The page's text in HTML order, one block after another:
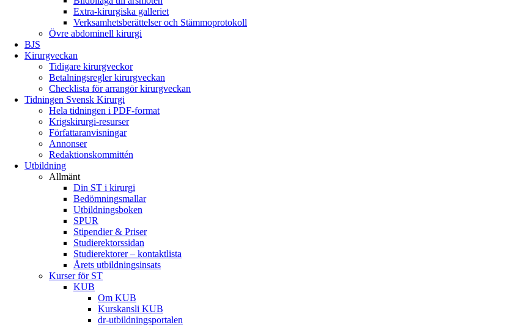
Extra-kirurgiska galleriet
Verksamhetsberättelser och Stämmoprotokoll
Övre abdominell kirurgi
BJS
Kirurgveckan
Tidigare kirurgveckor
Betalningsregler kirurgveckan
Checklista för arrangör kirurgveckan
Tidningen Svensk Kirurgi
Hela tidningen i PDF-format
Krigskirurgi-resurser
Författaranvisningar
Annonser
Redaktionskommittén
Utbildning
Allmänt
Din ST i kirurgi
Bedömningsmallar
Utbildningsboken
SPUR
Stipendier & Priser
Studierektorssidan
Studierektorer – kontaktlista
Årets utbildningsinsats
Kurser för ST
KUB
Om KUB
Kurskansli KUB
dr-utbildningsportalen